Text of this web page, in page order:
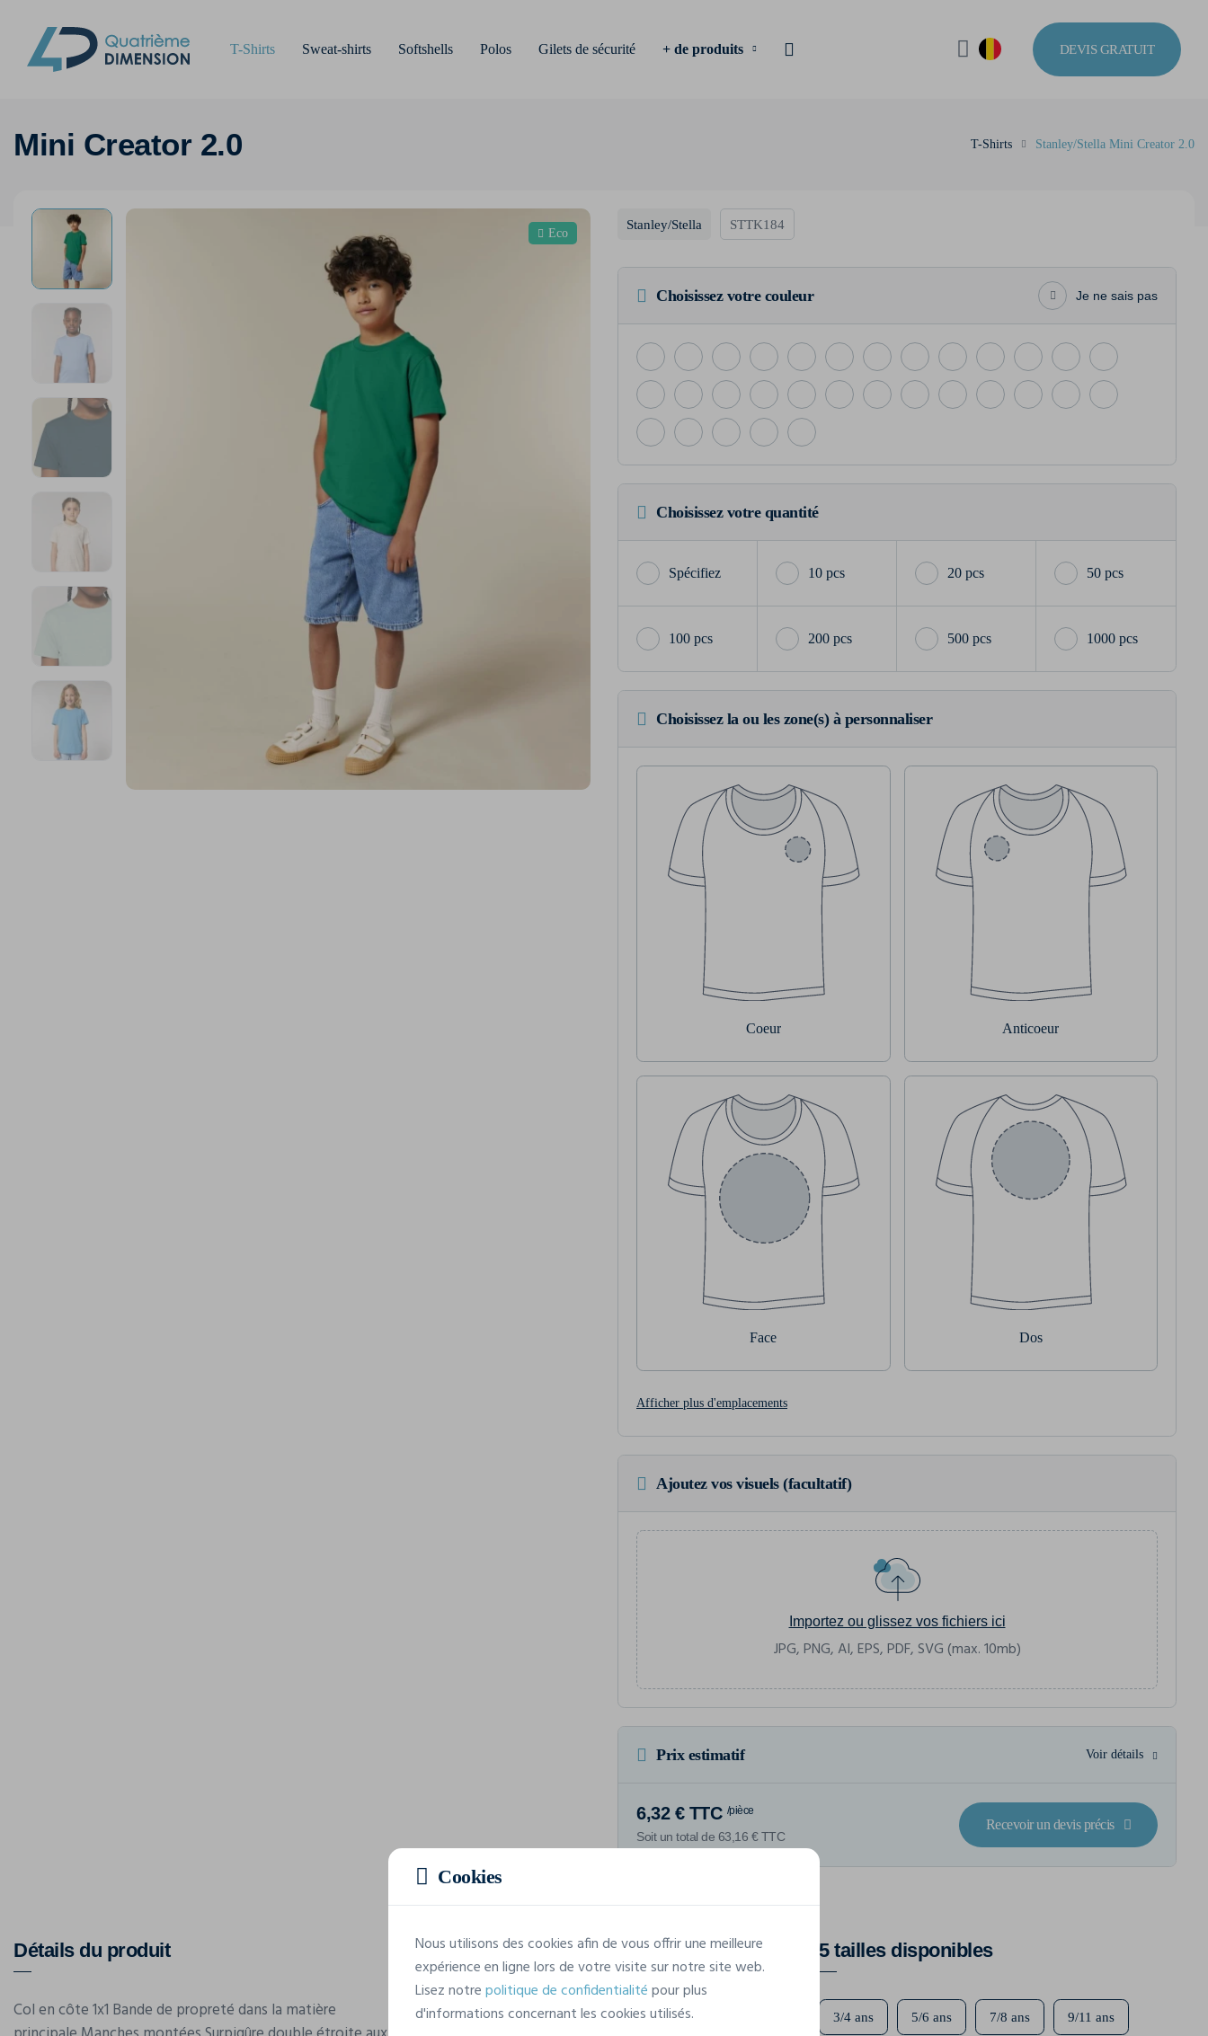
T-Shirts Sweat-shirts Softshells Polos Gilets de sécurité + de produits DEVIS GRATUIT
Mini Creator 2.0 T-Shirts Stanley/Stella Mini Creator 2.0
Eco
Stanley/Stella STTK184
Choisissez votre couleur Je ne sais pas
Choisissez votre quantité
10 pcs 20 pcs 50 pcs
100 pcs 200 pcs 500 pcs 1000 pcs
Choisissez la ou les zone(s) à personnaliser
Coeur Anticoeur
Face Dos
Afficher plus d'emplacements
Ajoutez vos visuels (facultatif)
Importez ou glissez vos fichiers ici
JPG, PNG, AI, EPS, PDF, SVG (max. 10mb)
Prix estimatif Voir détails
6,32 € TTC /pièce
Soit un total de 63,16 € TTC
Recevoir un devis précis
Détails du produit
Col en côte 1x1 Bande de propreté dans la matière
Caractéristiques
Marque
5 tailles disponibles
3/4 ans 5/6 ans 7/8 ans 9/11 ans
Cookies
Nous utilisons des cookies afin de vous offrir une meilleure
expérience en ligne lors de votre visite sur notre site web.
Lisez notrepolitique de confidentialitépour plus
d'informations concernant les cookies utilisés.